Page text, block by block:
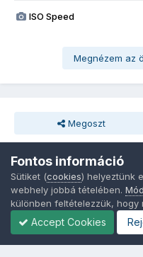
ISO Speed
Megnézem az
Megoszt
Nincsenek hozzászólások
Fontos információ
Sütiket (cookies) helyeztünk
webhely jobbá tételében.
különben feltételezzük, hogy
Accept Cookies